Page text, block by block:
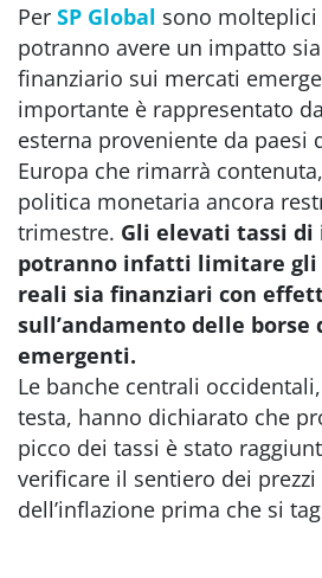
Per SP Global sono
potranno avere un impatto
finanziario sui mercati
importante è rappresentato
esterna proveniente da paesi
Europa che rimarrà
politica monetaria ancora
trimestre. Gli elevati tassi di
potranno infatti limitare
reali sia finanziari con
sull’andamento delle borse
emergenti.
Le banche centrali
testa, hanno dichiarato che
picco dei tassi è stato
verificare il sentiero dei prezzi
dell’inflazione prima che si